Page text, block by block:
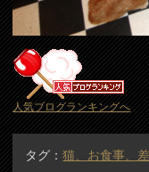
人気ブログランキングへ
タグ：猫、お食事、